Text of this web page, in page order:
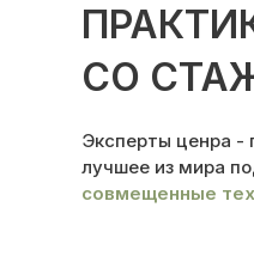
СО
Эксперты ценра -
лучшее из мира
совмещенные